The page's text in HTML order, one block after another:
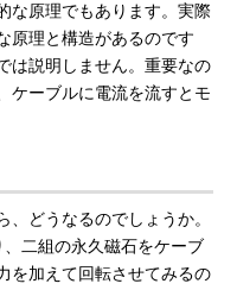
な原理でもあります。実際
原理と構造があるのです
は説明しません。重要なの
ケーブルに電流を流すとモ
どうなるのでしょうか。
二組の永久磁石をケーブ
を加えて回転させてみるの